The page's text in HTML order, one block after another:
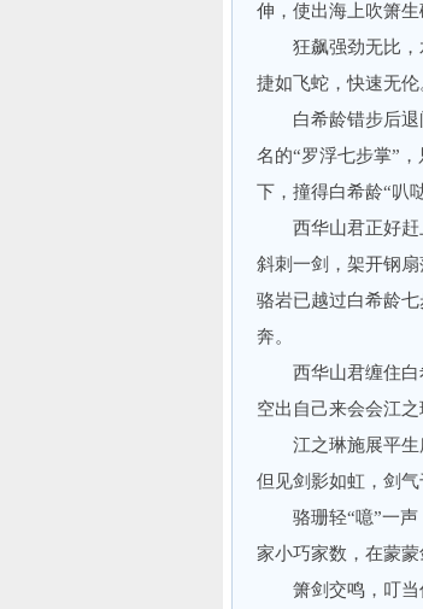
伸，使出海上吹箫生
狂飙强劲无比，水
捷如飞蛇，快速无伦
白希龄错步后退间
名的“罗浮七步掌”
下，撞得白希龄“叭
西华山君正好赶上
斜刺一剑，架开钢
骆岩已越过白希龄
奔。
西华山君缠住白希
空出自己来会会江之
江之琳施展平生所
但见剑影如虹，剑气
骆珊轻“噫”一声，
家小巧家数，在蒙
箫剑交鸣，叮当作